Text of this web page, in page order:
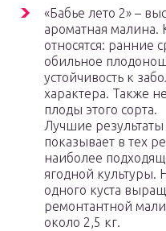
«Бабье лето 2» –
ароматная малина.
относятся: ранние
обильное
устойчивость к
характера. Также
плоды этого сорта.
Лучшие
показывает в тех
наиболее
ягодной культуры.
одного куста
ремонтантной
около 2,5 кг.